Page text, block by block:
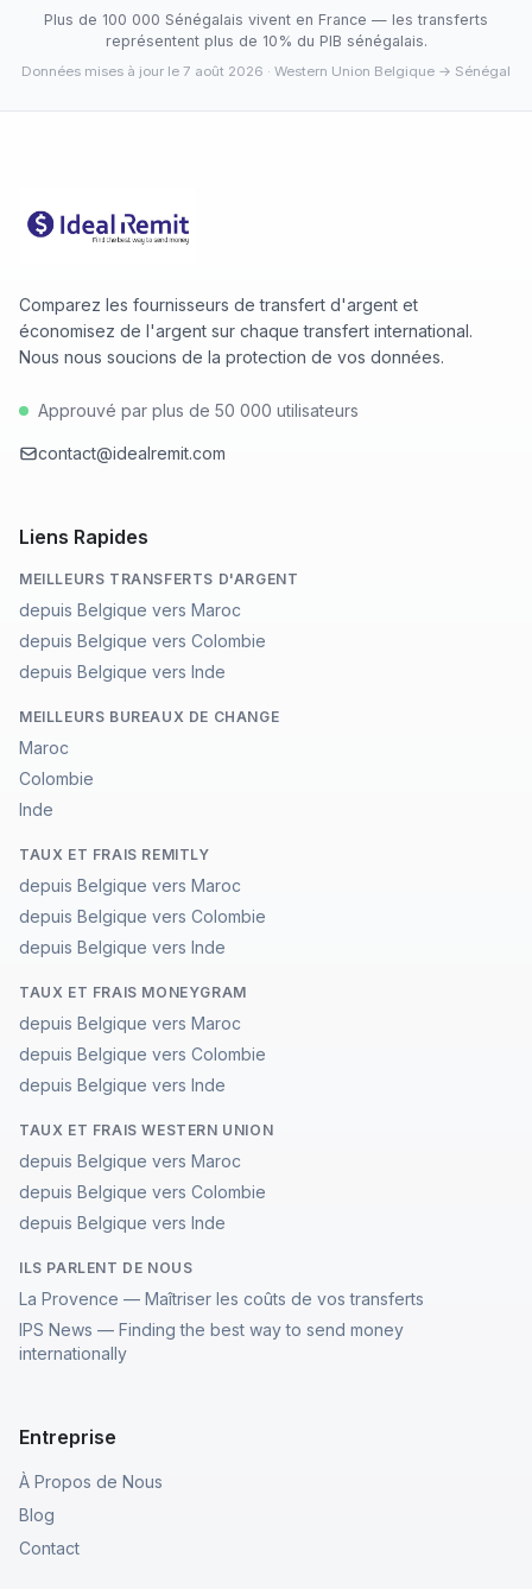
les services 100% digitaux ne proposent pas.
08-06).
Plus de 100 000 Sénégalais vivent en France — les transferts
représentent plus de 10% du PIB sénégalais.
Données mises à jour le 7 août 2026 · Western Union Belgique → Sénégal
Comparez les fournisseurs de transfert d'argent et
économisez de l'argent sur chaque transfert international.
Nous nous soucions de la protection de vos données.
Approuvé par plus de 50 000 utilisateurs
contact@idealremit.com
Liens Rapides
MEILLEURS TRANSFERTS D'ARGENT
depuis Belgique vers Maroc
depuis Belgique vers Colombie
depuis Belgique vers Inde
MEILLEURS BUREAUX DE CHANGE
Maroc
Colombie
Inde
TAUX ET FRAIS REMITLY
depuis Belgique vers Maroc
depuis Belgique vers Colombie
depuis Belgique vers Inde
TAUX ET FRAIS MONEYGRAM
depuis Belgique vers Maroc
depuis Belgique vers Colombie
depuis Belgique vers Inde
TAUX ET FRAIS WESTERN UNION
depuis Belgique vers Maroc
depuis Belgique vers Colombie
depuis Belgique vers Inde
ILS PARLENT DE NOUS
La Provence — Maîtriser les coûts de vos transferts
IPS News — Finding the best way to send money
internationally
Entreprise
À Propos de Nous
Blog
Contact